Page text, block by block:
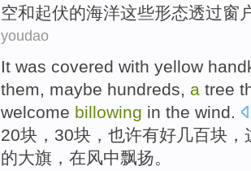
空和起伏的海洋这些形态透过窗
youdao
It was covered with yellow
them, maybe hundreds, a tree
welcome billowing in the wind.
20块， 30块， 也许有好几百块，
的大旗 ， 在风中飘扬。